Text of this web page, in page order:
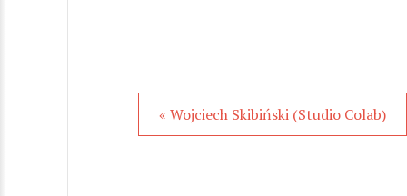
« Wojciech Skibiński (Studio Colab)